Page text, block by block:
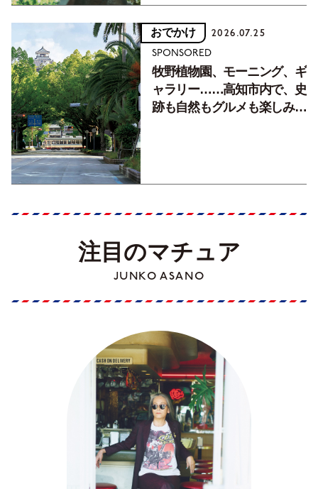
おでかけ 2026.07.25
SPONSORED
牧野植物園、モーニング、ギ
ャラリー……高知市内で、史
跡も自然もグルメも楽しみ尽
注目のマチュア
JUNKO ASANO